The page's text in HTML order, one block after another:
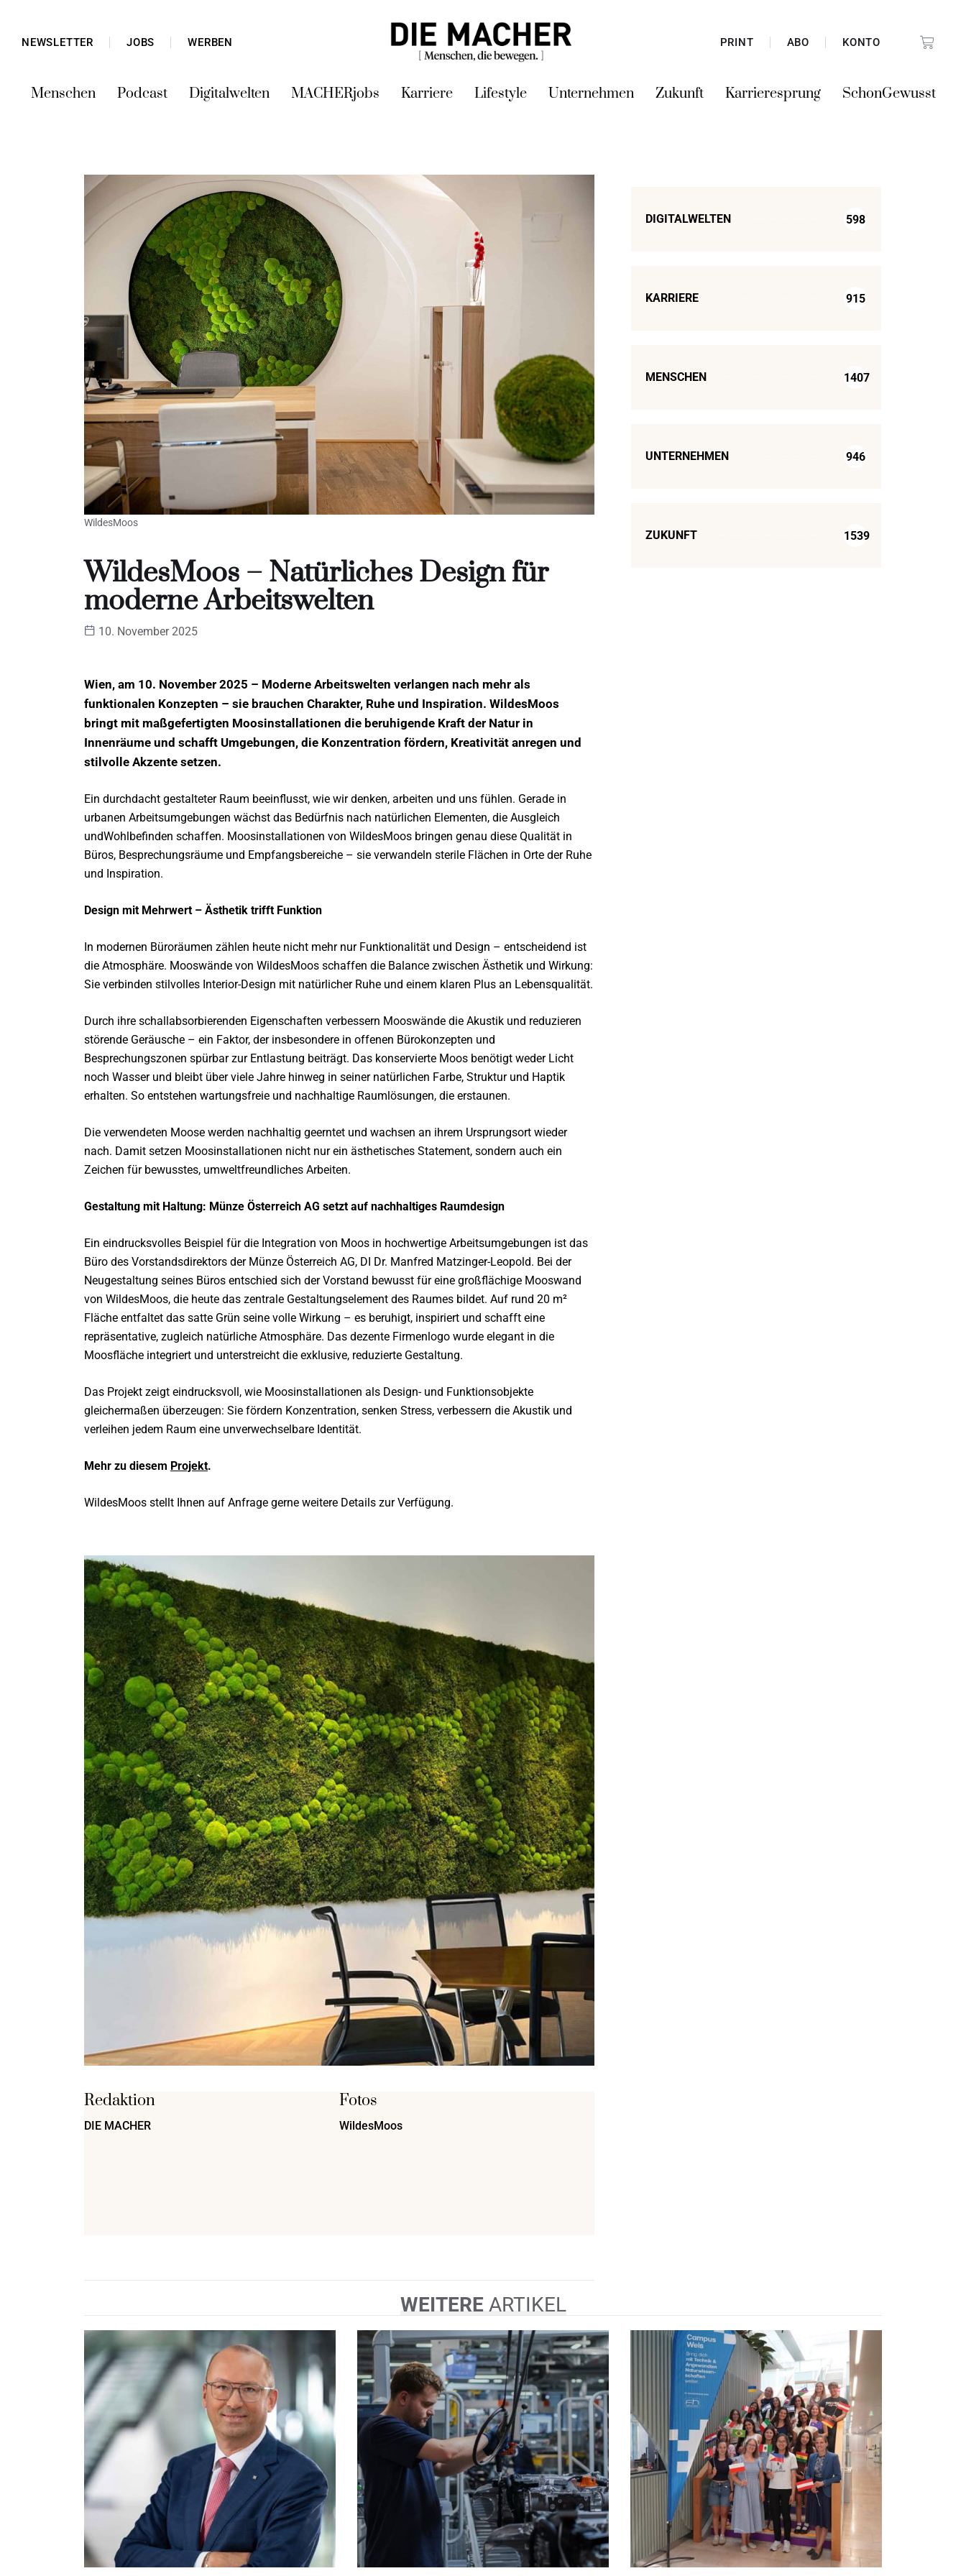
NEWSLETTER JOBS WERBEN PRINT ABO KONTO
Menschen Podcast Digitalwelten MACHERjobs Karriere Lifestyle Unternehmen Zukunft Karrieresprung SchonGewusst
WildesMoos
WildesMoos – Natürliches Design für
moderne Arbeitswelten
10. November 2025
Wien, am 10. November 2025 – Moderne Arbeitswelten verlangen nach mehr als
funktionalen Konzepten – sie brauchen Charakter, Ruhe und Inspiration. WildesMoos
bringt mit maßgefertigten Moosinstallationen die beruhigende Kraft der Natur in
Innenräume und schafft Umgebungen, die Konzentration fördern, Kreativität anregen und
stilvolle Akzente setzen.
Ein durchdacht gestalteter Raum beeinflusst, wie wir denken, arbeiten und uns fühlen. Gerade in
urbanen Arbeitsumgebungen wächst das Bedürfnis nach natürlichen Elementen, die Ausgleich
undWohlbefinden schaffen. Moosinstallationen von WildesMoos bringen genau diese Qualität in
Büros, Besprechungsräume und Empfangsbereiche – sie verwandeln sterile Flächen in Orte der Ruhe
und Inspiration.
Design mit Mehrwert – Ästhetik trifft Funktion
In modernen Büroräumen zählen heute nicht mehr nur Funktionalität und Design – entscheidend ist
die Atmosphäre. Mooswände von WildesMoos schaffen die Balance zwischen Ästhetik und Wirkung:
Sie verbinden stilvolles Interior-Design mit natürlicher Ruhe und einem klaren Plus an Lebensqualität.
Durch ihre schallabsorbierenden Eigenschaften verbessern Mooswände die Akustik und reduzieren
störende Geräusche – ein Faktor, der insbesondere in offenen Bürokonzepten und
Besprechungszonen spürbar zur Entlastung beiträgt. Das konservierte Moos benötigt weder Licht
noch Wasser und bleibt über viele Jahre hinweg in seiner natürlichen Farbe, Struktur und Haptik
erhalten. So entstehen wartungsfreie und nachhaltige Raumlösungen, die erstaunen.
Die verwendeten Moose werden nachhaltig geerntet und wachsen an ihrem Ursprungsort wieder
nach. Damit setzen Moosinstallationen nicht nur ein ästhetisches Statement, sondern auch ein
Zeichen für bewusstes, umweltfreundliches Arbeiten.
Gestaltung mit Haltung: Münze Österreich AG setzt auf nachhaltiges Raumdesign
Ein eindrucksvolles Beispiel für die Integration von Moos in hochwertige Arbeitsumgebungen ist das
Büro des Vorstandsdirektors der Münze Österreich AG, DI Dr. Manfred Matzinger-Leopold. Bei der
Neugestaltung seines Büros entschied sich der Vorstand bewusst für eine großflächige Mooswand
von WildesMoos, die heute das zentrale Gestaltungselement des Raumes bildet. Auf rund 20 m²
Fläche entfaltet das satte Grün seine volle Wirkung – es beruhigt, inspiriert und schafft eine
repräsentative, zugleich natürliche Atmosphäre. Das dezente Firmenlogo wurde elegant in die
Moosfläche integriert und unterstreicht die exklusive, reduzierte Gestaltung.
Das Projekt zeigt eindrucksvoll, wie Moosinstallationen als Design- und Funktionsobjekte
gleichermaßen überzeugen: Sie fördern Konzentration, senken Stress, verbessern die Akustik und
verleihen jedem Raum eine unverwechselbare Identität.
Mehr zu diesem Projekt.
WildesMoos stellt Ihnen auf Anfrage gerne weitere Details zur Verfügung.
Redaktion
DIE MACHER
Fotos
WildesMoos
DIGITALWELTEN 598
KARRIERE 915
MENSCHEN 1407
UNTERNEHMEN 946
ZUKUNFT 1539
WEITEREARTIKEL